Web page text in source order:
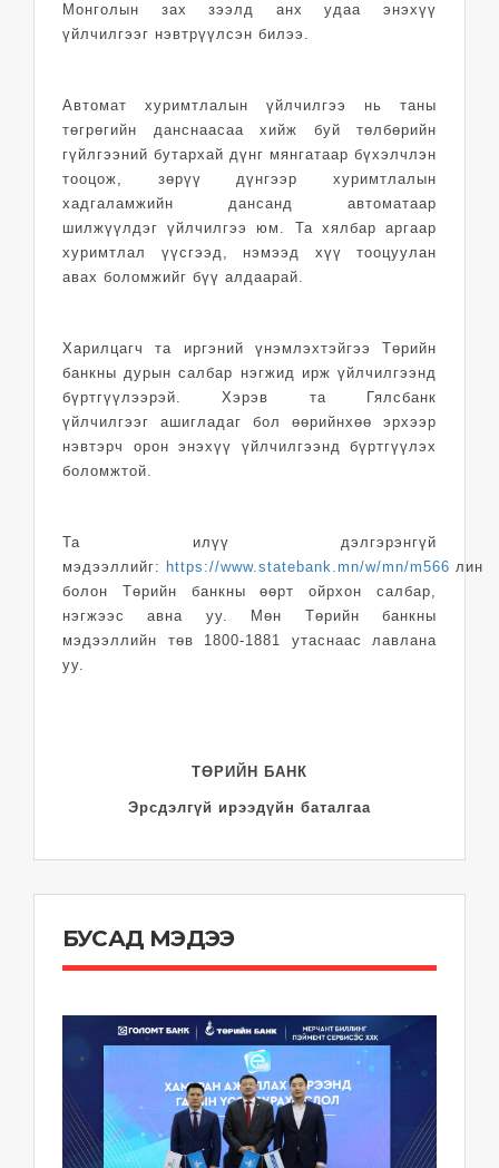
Монголын зах зээлд анх удаа энэхүү
үйлчилгээг нэвтрүүлсэн билээ.
Автомат хуримтлалын үйлчилгээ нь таны
төгрөгийн данснаасаа хийж буй төлбөрийн
гүйлгээний бутархай дүнг мянгатаар бүхэлчлэн
тооцож, зөрүү дүнгээр хуримтлалын
хадгаламжийн дансанд автоматаар
шилжүүлдэг үйлчилгээ юм. Та хялбар аргаар
хуримтлал үүсгээд, нэмээд хүү тооцуулан
авах боломжийг бүү алдаарай.
Харилцагч та иргэний үнэмлэхтэйгээ Төрийн
банкны дурын салбар нэгжид ирж үйлчилгээнд
бүртгүүлээрэй. Хэрэв та Гялсбанк
үйлчилгээг ашигладаг бол өөрийнхөө эрхээр
нэвтэрч орон энэхүү үйлчилгээнд бүртгүүлэх
боломжтой.
Та илүү дэлгэрэнгүй
мэдээллийг: https://www.statebank.mn/w/mn/m566
болон Төрийн банкны өөрт ойрхон салбар,
нэгжээс авна уу. Мөн Төрийн банкны
мэдээллийн төв 1800-1881 утаснаас лавлана
уу.
ТӨРИЙН БАНК
Эрсдэлгүй ирээдүйн баталгаа
БУСАД МЭДЭЭ